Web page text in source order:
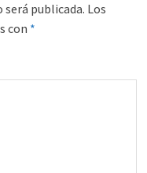
publicada. Los
con *